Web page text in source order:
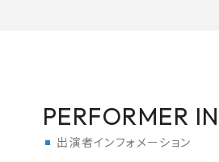
PERFORMER
出演者インフォメーション